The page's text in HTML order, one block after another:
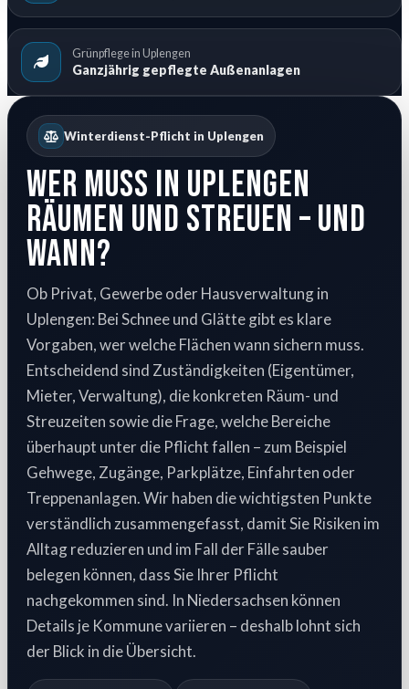
Grünpflege in Uplengen
Ganzjährig gepflegte Außenanlagen
Winterdienst-Pflicht in Uplengen
Wer muss in Uplengen
räumen und streuen – und
wann?
Ob Privat, Gewerbe oder Hausverwaltung in
Uplengen: Bei Schnee und Glätte gibt es klare
Vorgaben, wer welche Flächen wann sichern muss.
Entscheidend sind Zuständigkeiten (Eigentümer,
Mieter, Verwaltung), die konkreten Räum- und
Streuzeiten sowie die Frage, welche Bereiche
überhaupt unter die Pflicht fallen – zum Beispiel
Gehwege, Zugänge, Parkplätze, Einfahrten oder
Treppenanlagen. Wir haben die wichtigsten Punkte
verständlich zusammengefasst, damit Sie Risiken im
Alltag reduzieren und im Fall der Fälle sauber
belegen können, dass Sie Ihrer Pflicht
nachgekommen sind. In Niedersachsen können
Details je Kommune variieren – deshalb lohnt sich
der Blick in die Übersicht.